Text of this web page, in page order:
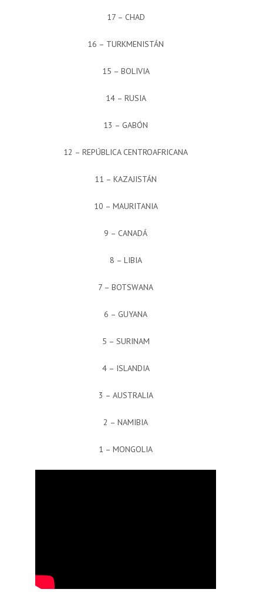
17 – CHAD
16 – TURKMENISTÁN
15 – BOLIVIA
14 – RUSIA
13 – GABÓN
12 – REPÚBLICA CENTROAFRICANA
11 – KAZAJISTÁN
10 – MAURITANIA
9 – CANADÁ
8 – LIBIA
7 – BOTSWANA
6 – GUYANA
5 – SURINAM
4 – ISLANDIA
3 – AUSTRALIA
2 – NAMIBIA
1 – MONGOLIA